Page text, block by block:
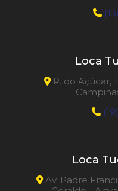
Loca
R. do Açúcar,
Loca
Av. Padre